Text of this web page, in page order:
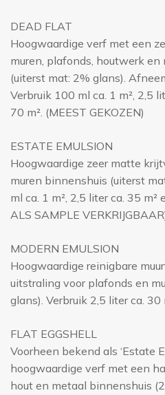
DEAD FLAT
Hoogwaardige verf met een
muren, plafonds, houtwerk
(uiterst mat: 2% glans).
Verbruik 100 ml ca. 1 m², 2,5
70 m². (MEEST GEKOZEN)
ESTATE EMULSION
Hoogwaardige zeer matte
muren binnenshuis (uiterst
ml ca. 1 m², 2,5 liter ca. 35 m²
ALS SAMPLE
MODERN EMULSION
Hoogwaardige reinigbare
uitstraling voor plafonds en
glans). Verbruik 2,5 liter ca. 30
FLAT EGGSHELL
Voorheen bekend als ‘Estate
hoogwaardige verf met een
hout en metaal binnenshuis